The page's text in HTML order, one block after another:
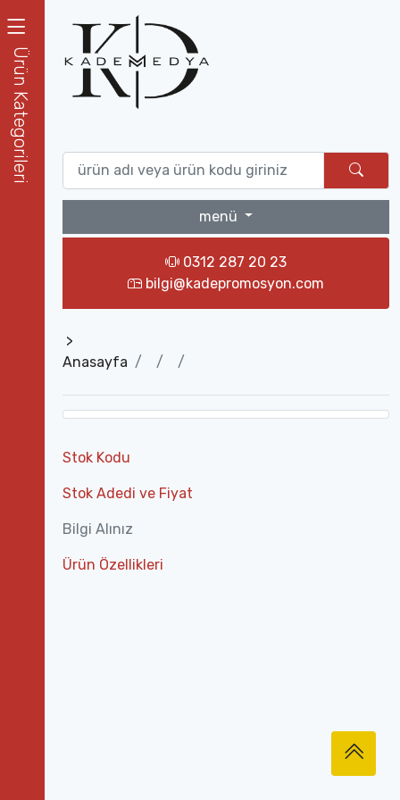
Ürün Kategorileri
menü
0312 287 20 23
bilgi@kadepromosyon.com
>
Anasayfa
Stok Kodu
Stok Adedi ve Fiyat
Bilgi Alınız
Ürün Özellikleri